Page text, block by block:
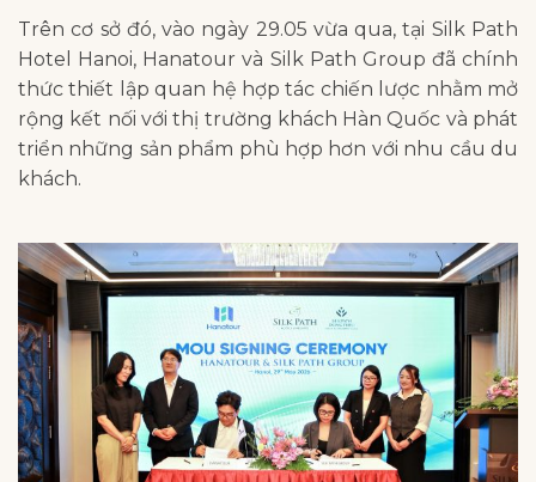
Trên cơ sở đó, vào ngày 29.05 vừa qua, tại Silk Path
Hotel Hanoi, Hanatour và Silk Path Group đã chính
thức thiết lập quan hệ hợp tác chiến lược nhằm mở
rộng kết nối với thị trường khách Hàn Quốc và phát
triển những sản phẩm phù hợp hơn với nhu cầu du
khách.